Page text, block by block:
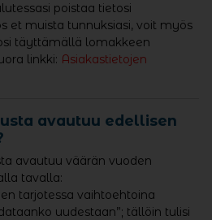
poistaa tietosi
et muista tunnuksiasi, voit myös
täyttämällä lomakkeen
linkki: Asiakastietojen
avautuu edellisen
avautuu väärän vuoden
tavalla:
tarjotessa vaihtoehtoina
uudestaan”; tällöin tulisi